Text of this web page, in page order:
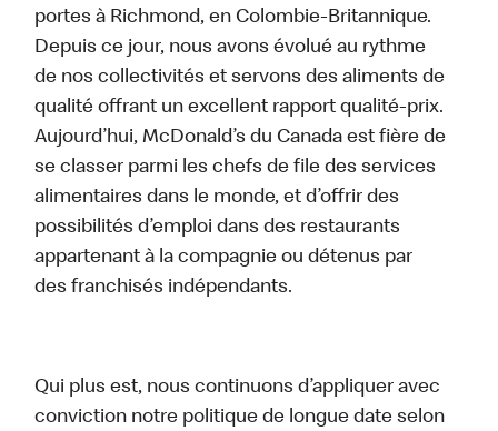
portes à Richmond, en Colombie-Britannique.
Depuis ce jour, nous avons évolué au rythme
de nos collectivités et servons des aliments de
qualité offrant un excellent rapport qualité-prix.
Aujourd’hui, McDonald’s du Canada est fière de
se classer parmi les chefs de file des services
alimentaires dans le monde, et d’offrir des
possibilités d’emploi dans des restaurants
appartenant à la compagnie ou détenus par
des franchisés indépendants.
Qui plus est, nous continuons d’appliquer avec
conviction notre politique de longue date selon